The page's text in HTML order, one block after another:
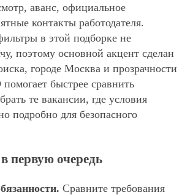
аванс, официальное
контакты работодателя.
в этой подборке не
поэтому основной акцент сделан
городе Москва и прозрачности
быстрее сравнить
те вакансии, где условия
подробно для безопасного
первую очередь
Сравните требования